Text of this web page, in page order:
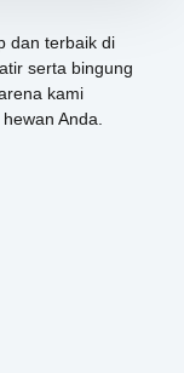
dan terbaik di
serta bingung
kami
Anda.